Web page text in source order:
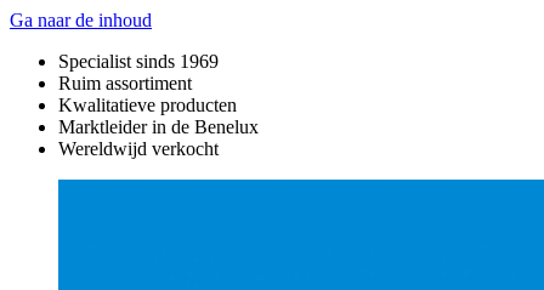
Ga naar de inhoud
Specialist sinds 1969
Ruim assortiment
Kwalitatieve producten
Marktleider in de Benelux
Wereldwijd verkocht